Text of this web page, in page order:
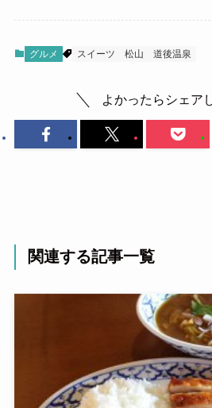
グルメ スイーツ 松山 道後温泉
よかったらシェア
関連する記事一覧